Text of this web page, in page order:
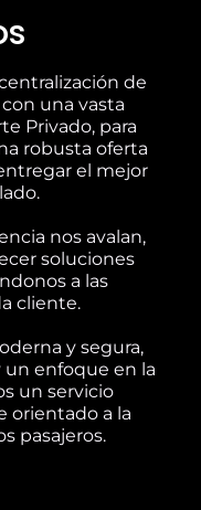
de
una vasta
Privado, para
robusta oferta
el mejor
nos avalan,
soluciones
a las
cliente.
y segura,
enfoque en la
un servicio
orientado a la
pasajeros.